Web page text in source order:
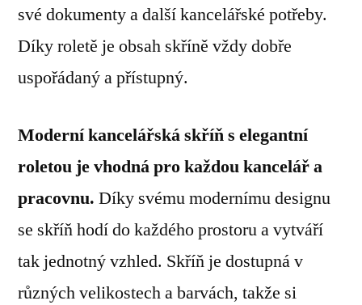
své dokumenty a další kancelářské potřeby.
Díky roletě je obsah skříně vždy dobře
uspořádaný a přístupný.
Moderní kancelářská skříň s elegantní
roletou je vhodná pro každou kancelář a
pracovnu. Díky svému modernímu designu
se skříň hodí do každého prostoru a vytváří
tak jednotný vzhled. Skříň je dostupná v
různých velikostech a barvách, takže si